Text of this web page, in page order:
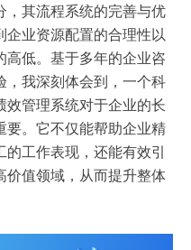
，其流程系统的完善与优
企业资源配置的合理性以
高低。基于多年的企业咨
，我深刻体会到，一个科
效管理系统对于企业的长
要。它不仅能帮助企业精
的工作表现，还能有效引
价值领域，从而提升整体